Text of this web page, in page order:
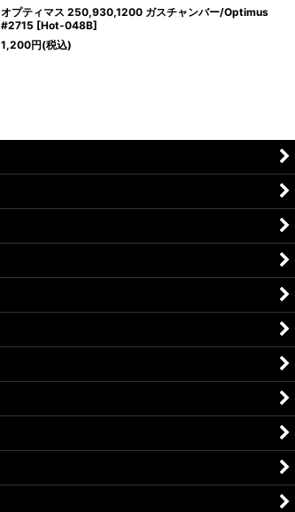
オプティマス 250,930,1200 ガスチャンバー/Optimus
#2715 [Hot-048B]
1,200円(税込)